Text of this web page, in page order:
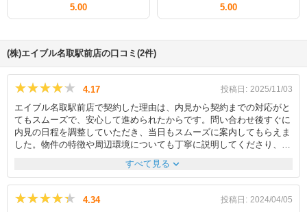
5.00 5.00
(株)エイブル名取駅前店の口コミ(2件)
★★★★★
★★★★★ 4.17 投稿日: 2025/11/03
エイブル名取駅前店で契約した理由は、内見から契約までの対応がと
てもスムーズで、安心して進められたからです。問い合わせ後すぐに
内見の日程を調整していただき、当日もスムーズに案内してもらえま
した。物件の特徴や周辺環境についても丁寧に説明してくださり、初
めての見学でも不安なく確認することができました。また、やり取り
が主にLINEで完結できた点も非常に便利でした。電話でのやり取りに
ができたのが助かりました。契約を決めた物件については、エイブル
名取駅前店が専任媒介を行っていたため、他の仲介業者を通す選択肢
すべて見る expand_more
★★★★★
★★★★★ 4.34 投稿日: 2024/04/05